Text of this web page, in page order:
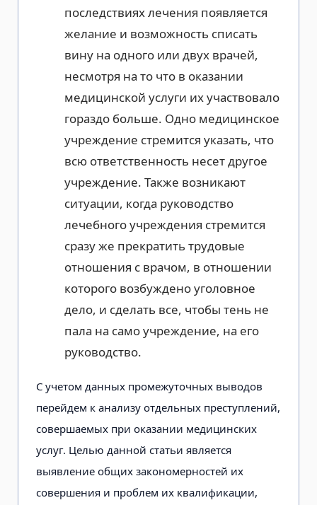
последствиях лечения появляется
желание и возможность списать
вину на одного или двух врачей,
несмотря на то что в оказании
медицинской услуги их участвовало
гораздо больше. Одно медицинское
учреждение стремится указать, что
всю ответственность несет другое
учреждение. Также возникают
ситуации, когда руководство
лечебного учреждения стремится
сразу же прекратить трудовые
отношения с врачом, в отношении
которого возбуждено уголовное
дело, и сделать все, чтобы тень не
пала на само учреждение, на его
руководство.
С учетом данных промежуточных выводов
перейдем к анализу отдельных преступлений,
совершаемых при оказании медицинских
услуг. Целью данной статьи является
выявление общих закономерностей их
совершения и проблем их квалификации,